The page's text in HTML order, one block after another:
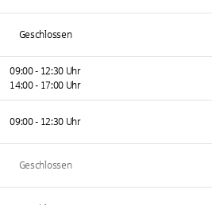
Geschlossen
09:00 - 12:30 Uhr
14:00 - 17:00 Uhr
09:00 - 12:30 Uhr
Geschlossen